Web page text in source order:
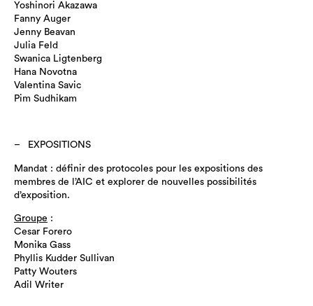
Yoshinori Akazawa
Fanny Auger
Jenny Beavan
Julia Feld
Swanica Ligtenberg
Hana Novotna
Valentina Savic
Pim Sudhikam
EXPOSITIONS
Mandat : définir des protocoles pour les expositions des
membres de l’AIC et explorer de nouvelles possibilités
d’exposition.
Groupe :
Cesar Forero
Monika Gass
Phyllis Kudder Sullivan
Patty Wouters
Adil Writer